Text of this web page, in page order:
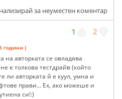
за неуместен коментар
1 2
години )
на авторката се овладява
е толкова тестдрайв (който
ли авторката й е куул, умна и
прави... Ех, ако можеше и
си!:)